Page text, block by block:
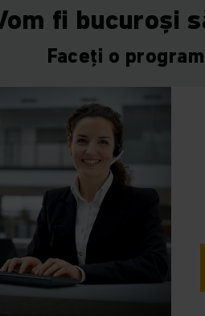
fi bucuroși
Faceți o